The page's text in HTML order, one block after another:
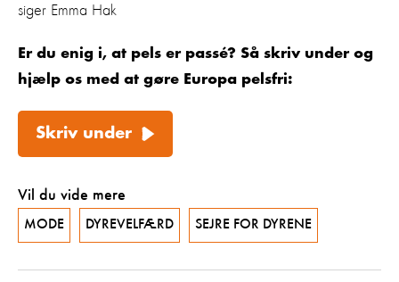
siger Emma Hak
Er du enig i, at pels er passé? Så skriv under og
hjælp os med at gøre Europa pelsfri:
Skriv under
Vil du vide mere
MODE DYREVELFÆRD SEJRE FOR DYRENE